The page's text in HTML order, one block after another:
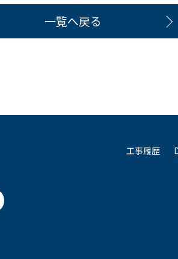
一覧へ戻る
工事履歴